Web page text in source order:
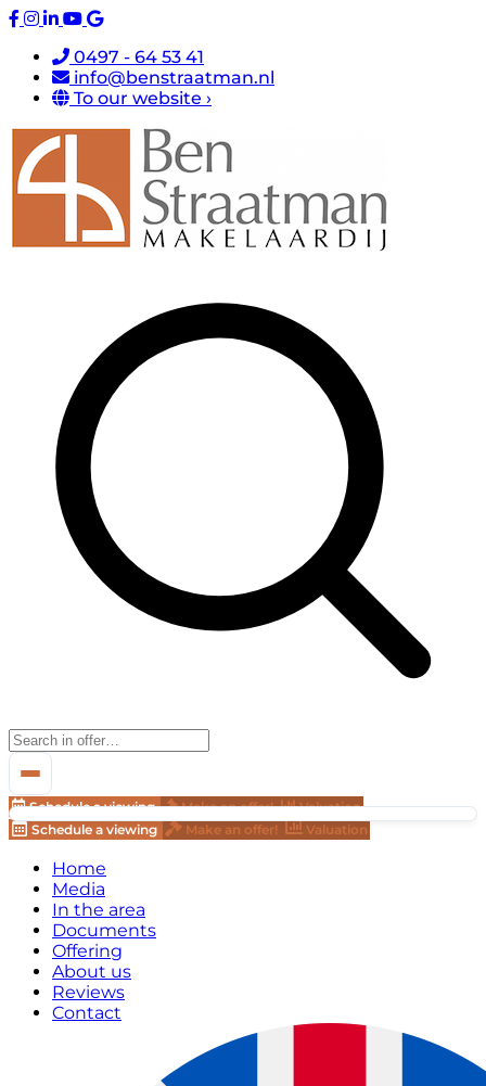
0497 - 64 53 41
info@benstraatman.nl
To our website ›
Schedule a viewing Make an offer!
Valuation
Schedule a viewing
Make an offer! Valuation
Home
Media
In the area
Documents
Offering
About us
Reviews
Contact